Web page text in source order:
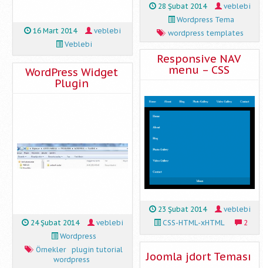
16 Mart 2014
veblebi
Veblebi
WordPress Widget
Plugin
24 Şubat 2014
veblebi
Wordpress
Örnekler
plugin tutorial
wordpress
28 Şubat 2014
veblebi
Wordpress Tema
wordpress templates
Responsive NAV
menu – CSS
23 Şubat 2014
veblebi
CSS-HTML-xHTML
2
Joomla jdort Teması